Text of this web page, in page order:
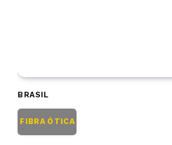
BRASIL
FIBRA ÓTICA